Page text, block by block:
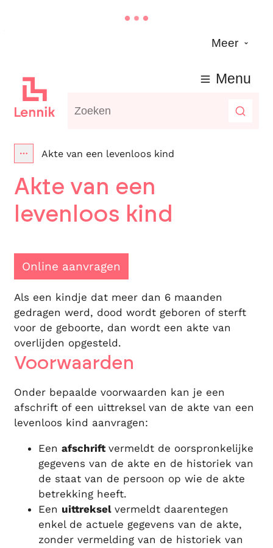
Meer
Lennik
Waarmee kunnen we jou helpen?
Menu
Toon alle broodkruimel items
Akte van een levenloos kind
Akte van een
levenloos kind
Online aanvragen
Als een kindje dat meer dan 6 maanden
gedragen werd, dood wordt geboren of sterft
voor de geboorte, dan wordt een akte van
overlijden opgesteld.
Voorwaarden
Onder bepaalde voorwaarden kan je een
afschrift of een uittreksel van de akte van een
levenloos kind aanvragen:
Een afschrift vermeldt de oorspronkelijke
gegevens van de akte en de historiek van
de staat van de persoon op wie de akte
betrekking heeft.
Een uittreksel vermeldt daarentegen
enkel de actuele gegevens van de akte,
zonder vermelding van de historiek van